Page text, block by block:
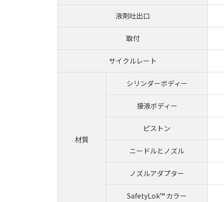
液剤吐出口
取付
サイクルレート
材質
シリンダーボディー
接液ボディー
ピストン
ニードルとノズル
ノズルアダプター
SafetyLok™ カラー